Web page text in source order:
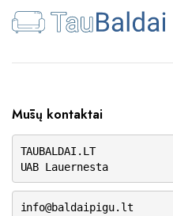
Mūsų kontaktai
TAUBALDAI.LT
UAB Lauernesta
info@baldaipigu.lt